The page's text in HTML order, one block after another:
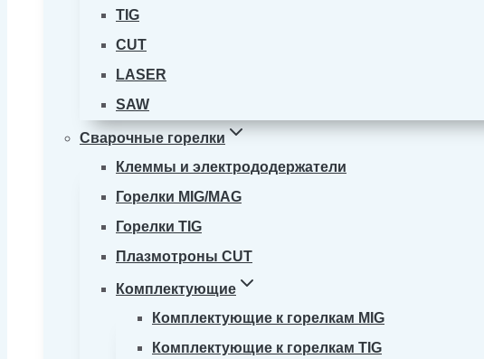
TIG
CUT
LASER
SAW
Сварочные горелки
Клеммы и электрододержатели
Горелки MIG/MAG
Горелки TIG
Плазмотроны CUT
Комплектующие
Комплектующие к горелкам MIG
Комплектующие к горелкам TIG